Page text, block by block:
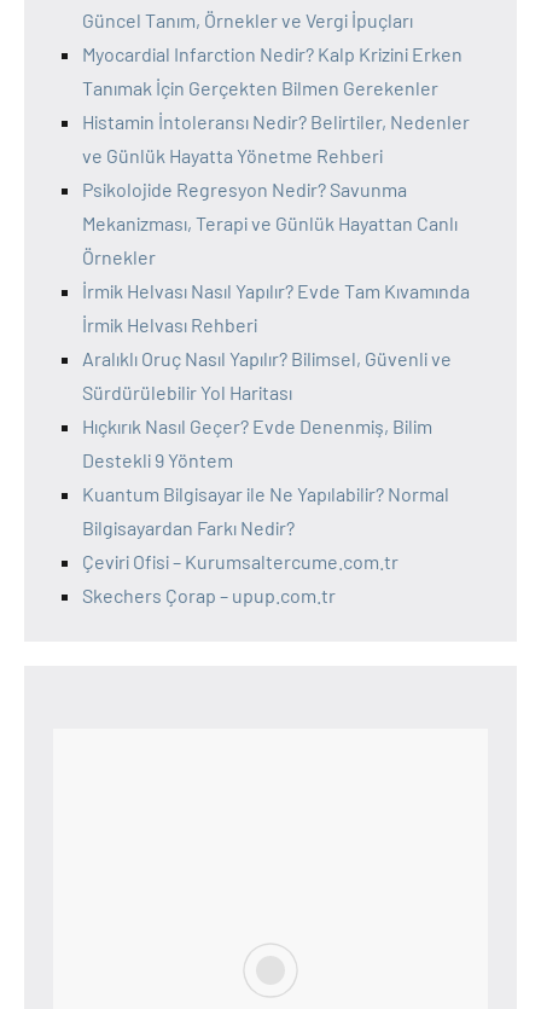
Güncel Tanım, Örnekler ve Vergi İpuçları
Myocardial Infarction Nedir? Kalp Krizini Erken
Tanımak İçin Gerçekten Bilmen Gerekenler
Histamin İntoleransı Nedir? Belirtiler, Nedenler
ve Günlük Hayatta Yönetme Rehberi
Psikolojide Regresyon Nedir? Savunma
Mekanizması, Terapi ve Günlük Hayattan Canlı
Örnekler
İrmik Helvası Nasıl Yapılır? Evde Tam Kıvamında
İrmik Helvası Rehberi
Aralıklı Oruç Nasıl Yapılır? Bilimsel, Güvenli ve
Sürdürülebilir Yol Haritası
Hıçkırık Nasıl Geçer? Evde Denenmiş, Bilim
Destekli 9 Yöntem
Kuantum Bilgisayar ile Ne Yapılabilir? Normal
Bilgisayardan Farkı Nedir?
Çeviri Ofisi – Kurumsaltercume.com.tr
Skechers Çorap – upup.com.tr